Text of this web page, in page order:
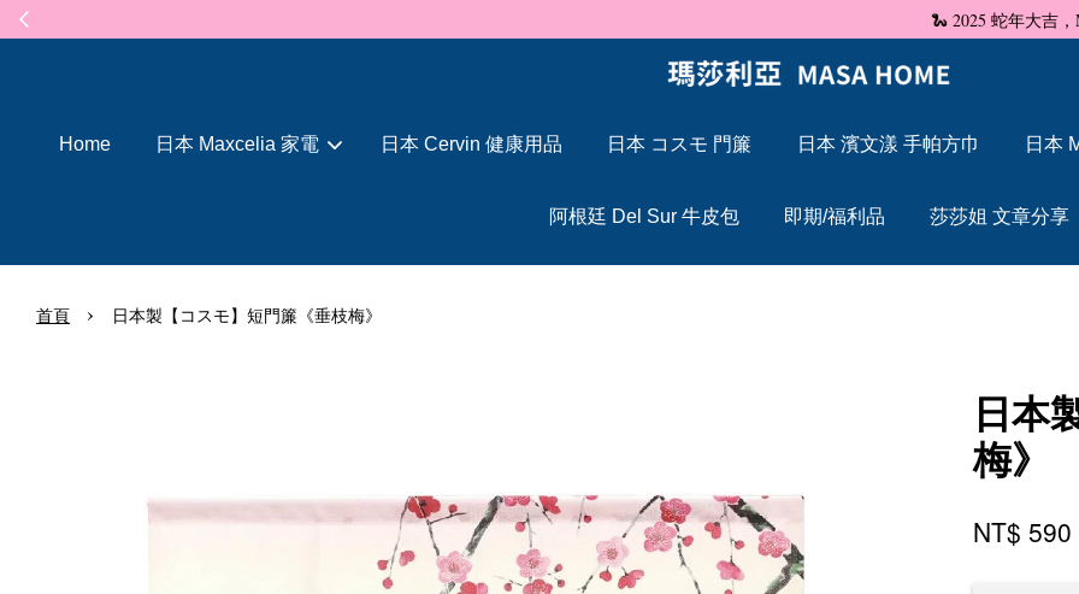
🐍 2025 蛇年大吉，Maxcelia 瑪莎利亞 蛇年伊始，祝福大家「蛇」來運轉
Home 日本 Maxcelia 家電 日本 Cervin 健康用品 日本 コスモ 門簾 日本 濱文漾 手帕方巾 日本
阿根廷 Del Sur 牛皮包 即期/福利品 莎莎姐 文章分享
首頁 › 日本製【コスモ】短門簾《垂枝梅》
日本
梅》
NT$ 590
您的購物車目前還是空的。